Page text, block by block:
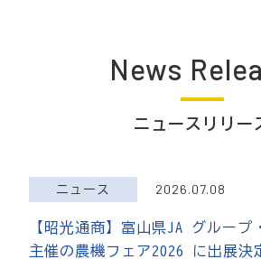
News
ニュースリリー
ニュース 2026.07.08
【昭光通商】富山県JA グループ
主催の農機フェア2026 に出展決